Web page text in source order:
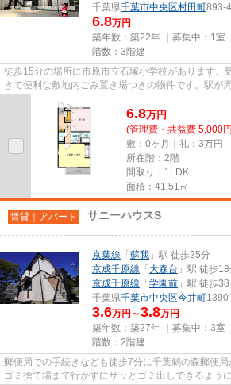
千葉県千葉市中央区村田町893-
6.8万円
築年数：築22年 ｜募集中： 1室
階数：3階建
徒歩15分の場所に市原市立石塚小学校があります。
きて便利な敷地内ごみ置き場つきの物件です。駅が
6.8万円
(管理費・共益費 5,000
敷：0ヶ月｜礼：3万円
所在階：2階
間取り：1LDK
面積：41.51㎡
賃貸｜アパート サニーハウスS
京葉線 「 蘇我 」駅 徒歩25分
京成千原線 「 大森台 」駅 徒歩
京成千原線 「 学園前 」駅 徒歩
千葉県千葉市中央区今井町
3.6万円～3.8万円
築年数：築27年 ｜募集中： 3室
階数：2階建
郵便局での手続きなども徒歩7分に千葉鵜の森郵便
ゴミ捨て場まで行かずにサッとゴミ出しできるよう